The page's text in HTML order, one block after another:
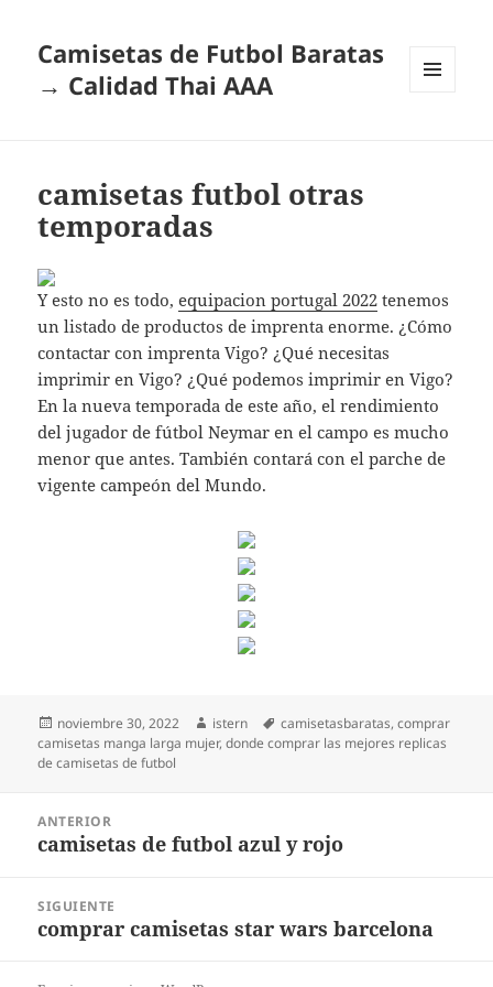
Camisetas de Futbol Baratas
→ Calidad Thai AAA
camisetas futbol otras
temporadas
Y esto no es todo,equipacion portugal 2022 tenemos
un listado de productos de imprenta enorme. ¿Cómo
contactar con imprenta Vigo? ¿Qué necesitas
imprimir en Vigo? ¿Qué podemos imprimir en Vigo?
En la nueva temporada de este año, el rendimiento
del jugador de fútbol Neymar en el campo es mucho
menor que antes. También contará con el parche de
vigente campeón del Mundo.
Publicado
el
noviembre 30, 2022 Autor
istern Etiquetas
camisetasbaratas,comprar
camisetas manga larga mujer,donde comprar las mejores replicas
de camisetas de futbol
entradas
ANTERIOR
Entrada
camisetas de futbol azul y rojo
SIGUIENTE
Entrada
comprar camisetas star wars barcelona